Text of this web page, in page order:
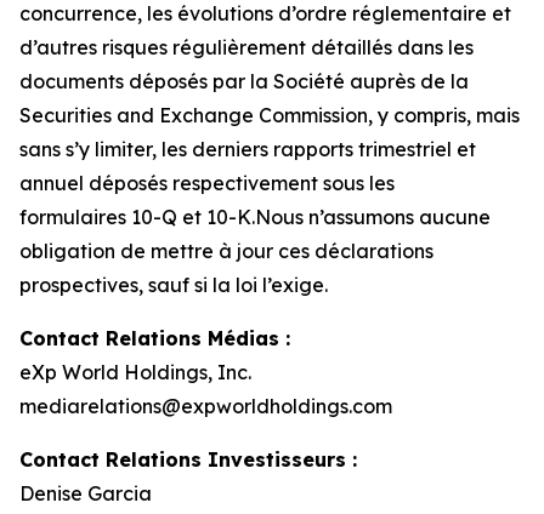
concurrence, les évolutions d’ordre réglementaire et
d’autres risques régulièrement détaillés dans les
documents déposés par la Société auprès de la
Securities and Exchange Commission, y compris, mais
sans s’y limiter, les derniers rapports trimestriel et
annuel déposés respectivement sous les
formulaires 10-Q et 10-K.Nous n’assumons aucune
obligation de mettre à jour ces déclarations
prospectives, sauf si la loi l’exige.
Contact Relations Médias :
eXp World Holdings, Inc.
mediarelations@expworldholdings.com
Contact Relations Investisseurs :
Denise Garcia